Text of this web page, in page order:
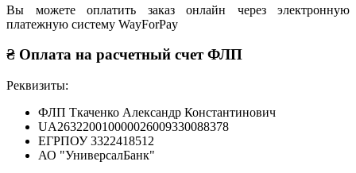
Вы можете оплатить заказ онлайн через электронную
платежную систему WayForPay
₴ Оплата на расчетный счет ФЛП
Реквизиты:
ФЛП Ткаченко Александр Константинович
UA263220010000026009330088378
ЕГРПОУ 3322418512
АО "УниверсалБанк"